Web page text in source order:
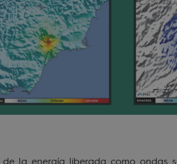
la energía liberada como ondas